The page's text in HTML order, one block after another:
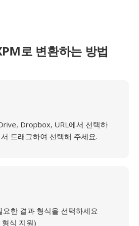
로 변환하는 방법
Dropbox, URL에서 선택하
드래그하여 선택해 주세요.
한 결과 형식을 선택하세요
식 지원)